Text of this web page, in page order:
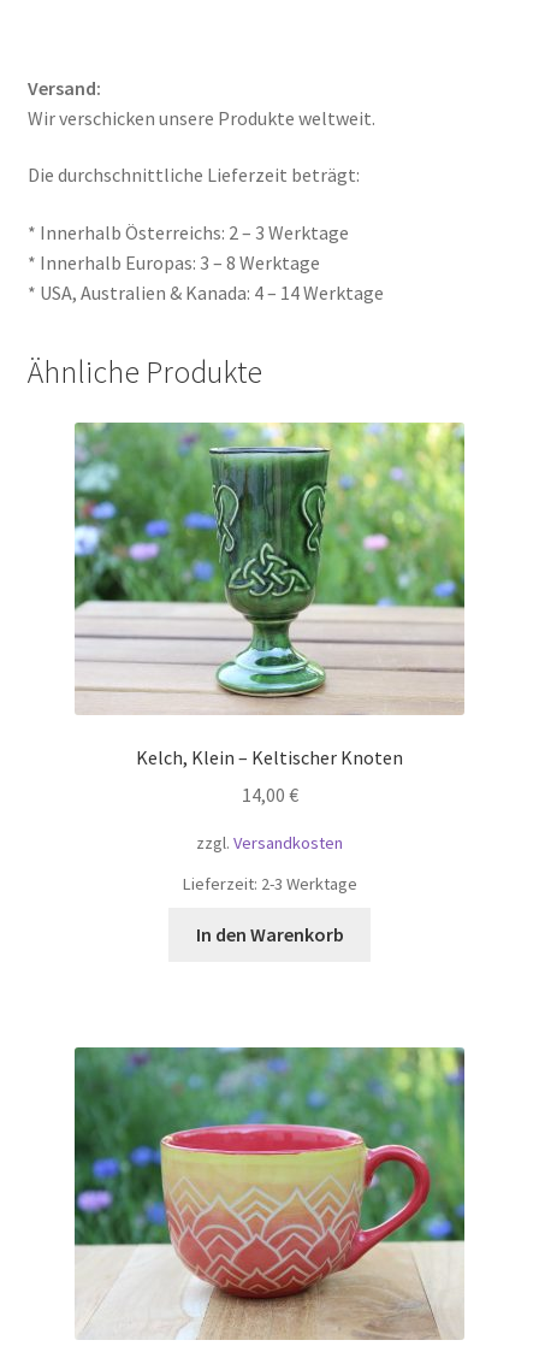
Versand:
Wir verschicken unsere Produkte weltweit.
Die durchschnittliche Lieferzeit beträgt:
* Innerhalb Österreichs: 2 – 3 Werktage
* Innerhalb Europas: 3 – 8 Werktage
* USA, Australien & Kanada: 4 – 14 Werktage
Ähnliche Produkte
Kelch, Klein – Keltischer Knoten
14,00 €
zzgl. Versandkosten
Lieferzeit: 2-3 Werktage
In den Warenkorb